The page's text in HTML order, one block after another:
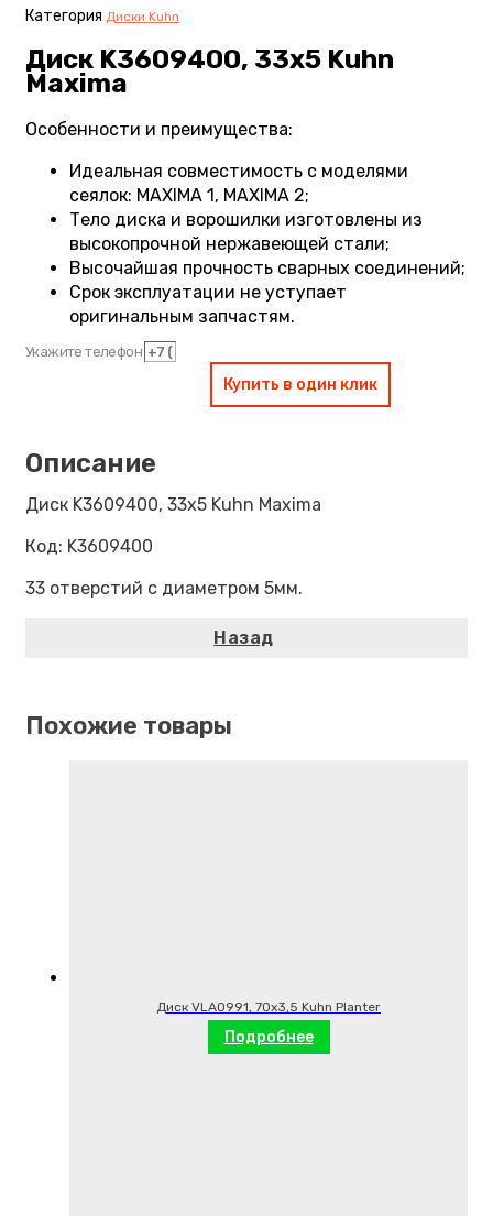
Категория Диски Kuhn
Диск K3609400, 33х5 Kuhn
Maxima
Особенности и преимущества:
Идеальная совместимость с моделями
сеялок: MAXIMA 1, MAXIMA 2;
Тело диска и ворошилки изготовлены из
высокопрочной нержавеющей стали;
Высочайшая прочность сварных соединений;
Срок эксплуатации не уступает
оригинальным запчастям.
Укажите телефон
Купить в один клик
Диск K3609400, 33х5 Kuhn Maxima
Код: K3609400
33 отверстий с диаметром 5мм.
Похожие товары
Диск VLA0991, 70х3,5 Kuhn Planter
Подробнее